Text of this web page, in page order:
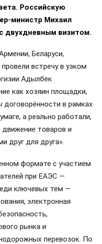
Российскую
министр Михаил
двухдневным визитом.
Беларуси,
встречу в узком
Адылбек
как хозяин площадки,
в рамках
а реально работали,
товаров и
друг для друга».
формате с участием
при ЕАЭС —
ключевых тем —
электронная
рынка и
перевозок. По